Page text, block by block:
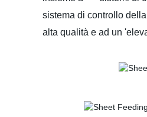
sistema di controllo
alta qualità e ad un